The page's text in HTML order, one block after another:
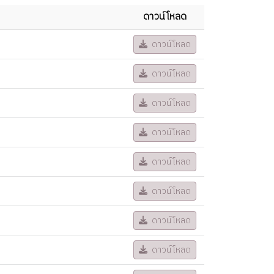
ดาวน์โหลด
ดาวน์โหลด
ดาวน์โหลด
ดาวน์โหลด
ดาวน์โหลด
ดาวน์โหลด
ดาวน์โหลด
ดาวน์โหลด
ดาวน์โหลด